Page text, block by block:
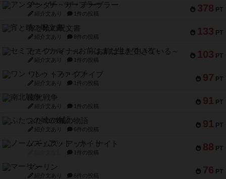
378 PT
アンダー・ザ・テーブラー
紹介文あり 1件の投稿
133 PT
宵と暁の呪文書
紹介文あり 8件の投稿
103 PT
セミファイナル ～お前はまだ生きている～
紹介文あり 1件の投稿
97 PT
ワン・トゥ・ファイブ
紹介文あり 1件の投稿
91 PT
南北戦争
紹介文あり 1件の投稿
91 PT
ふたつの城の物語
紹介文あり 6件の投稿
88 PT
ノームズ・アット・ナイト
1件の投稿
76 PT
マーリン
紹介文あり 6件の投稿